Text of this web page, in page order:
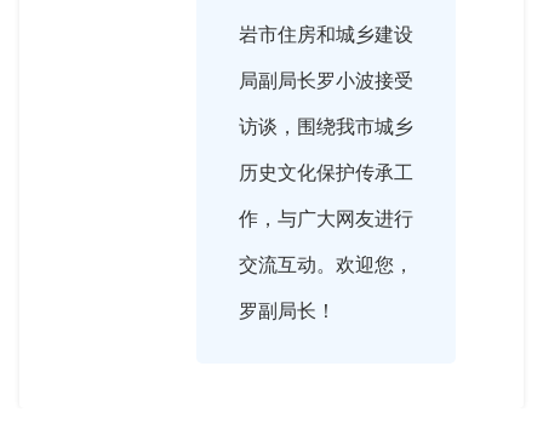
岩市住房和城乡建设
局副局长罗小波接受
访谈，围绕我市城乡
历史文化保护传承工
作，与广大网友进行
交流互动。欢迎您，
罗副局长！